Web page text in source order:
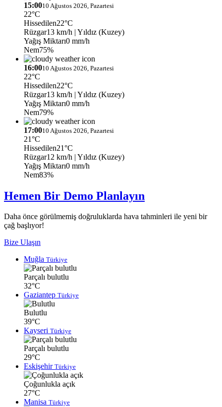
15:0010 Ağustos 2026, Pazartesi
22°C
Hissedilen22°C
Rüzgar13 km/h | Yıldız (Kuzey)
Yağış Miktarı0 mm/h
Nem75%
16:0010 Ağustos 2026, Pazartesi
22°C
Hissedilen22°C
Rüzgar13 km/h | Yıldız (Kuzey)
Yağış Miktarı0 mm/h
Nem79%
17:0010 Ağustos 2026, Pazartesi
21°C
Hissedilen21°C
Rüzgar12 km/h | Yıldız (Kuzey)
Yağış Miktarı0 mm/h
Nem83%
Hemen Bir Demo Planlayın
Daha önce görülmemiş doğruluklarda hava tahminleri ile yeni bir
çağ başlıyor!
Bize Ulaşın
Muğla Türkiye
Parçalı bulutlu
32°C
Gaziantep Türkiye
Bulutlu
39°C
Kayseri Türkiye
Parçalı bulutlu
29°C
Eskişehir Türkiye
Çoğunlukla açık
27°C
Manisa Türkiye